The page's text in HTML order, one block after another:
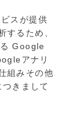
スが提供
するため、
Google
アナリ
組みその他
きまして